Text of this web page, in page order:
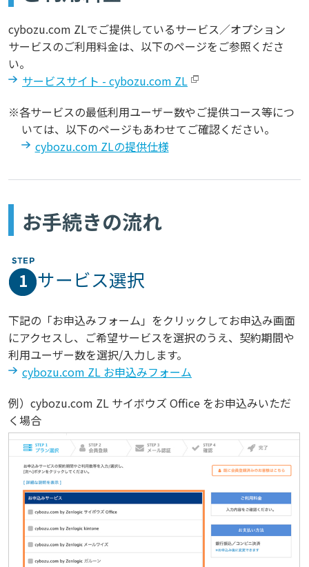
cybozu.com ZLでご提供しているサービス／オプション
サービスのご利用料金は、以下のページをご参照くださ
い。
サービスサイト - cybozu.com ZL
※各サービスの最低利用ユーザー数やご提供コース等につ
いては、以下のページもあわせてご確認ください。
cybozu.com ZLの提供仕様
お手続きの流れ
1 サービス選択
下記の「お申込みフォーム」をクリックしてお申込み画面
にアクセスし、ご希望サービスを選択のうえ、契約期間や
利用ユーザー数を選択/入力します。
cybozu.com ZL お申込みフォーム
例）cybozu.com ZL サイボウズ Office をお申込みいただ
く場合